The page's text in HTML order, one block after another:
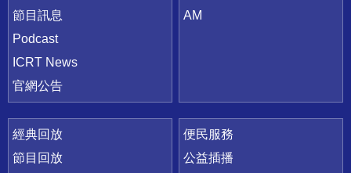
節目訊息
Podcast
ICRT News
官網公告
AM
經典回放
節目回放
便民服務
公益插播